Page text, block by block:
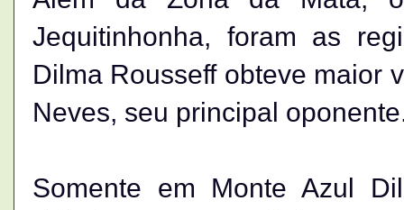
Jequitinhonha, foram as
Dilma Rousseff obteve maior
Neves, seu principal
Somente em Monte Azul